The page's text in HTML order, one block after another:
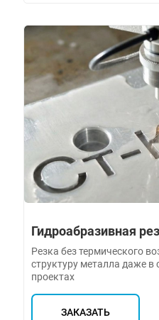
Гидроабразивная
Резка без термического
структуру металла даже
проектах
ЗАКАЗАТЬ